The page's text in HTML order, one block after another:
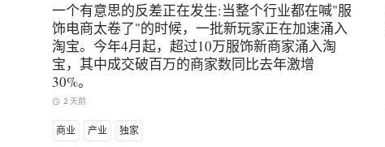
当中国当代艺术从"分散"走向"系统"，从"个案"走
向"机构，而皮力博士从中央美术学院讲台到香港
M+奠基，再从香港大馆社区实验到深圳融美术馆
的零起飞。这位深耕国际艺术机构的美术馆实践
者，在城市与全球话语交汇处，一路走来，还原
着中国当代艺术机构化真实路径。
access_time 3 天前